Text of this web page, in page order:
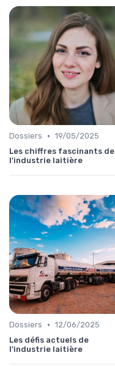
Dossiers • 19/05/2025
Les chiffres fascinants de
l'industrie laitière
Dossiers • 12/06/2025
Les défis actuels de
l'industrie laitière